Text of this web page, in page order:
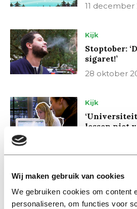
Wij maken gebruik van cookies
We gebruiken cookies om content
personaliseren, om functies voor
11 december
Kijk
Stoptober:
sigaret!’
28 oktober
Kijk
lessen niet
Kijk
Video:
26 juni 2019